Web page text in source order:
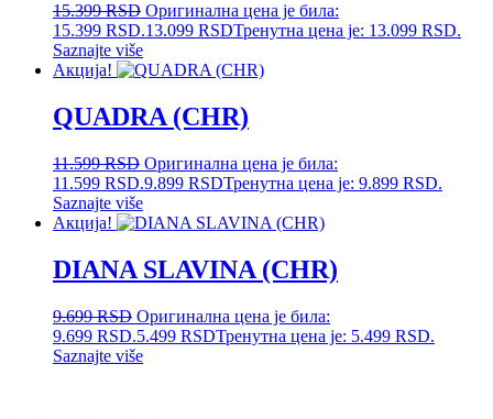
15.399RSD Оригинална цена је била:
15.399 RSD.13.099 RSDТренутна цена је: 13.099 RSD.
Saznajte više
Акција!
QUADRA (CHR)
11.599RSD Оригинална цена је била:
11.599 RSD.9.899 RSDТренутна цена је: 9.899 RSD.
Saznajte više
Акција!
DIANA SLAVINA (CHR)
9.699RSD Оригинална цена је била:
9.699 RSD.5.499 RSDТренутна цена је: 5.499 RSD.
Saznajte više